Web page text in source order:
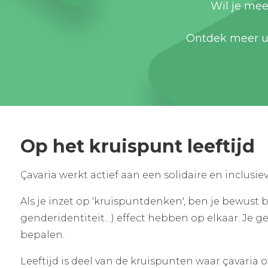
Wil je
Ontdek meer
Op het kruispunt leeftijd
Çavaria werkt actief aan een solidaire en
Als je inzet op 'kruispuntdenken', ben je bewust
genderidentiteit…) effect hebben op elkaar. Je
bepalen.
Leeftijd is deel van de kruispunten waar çavaria